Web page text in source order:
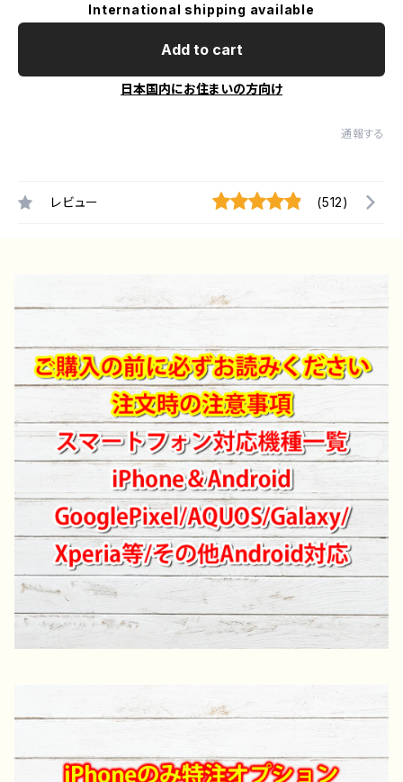
International shipping available
Add to cart
日本国内にお住まいの方向け
通報する
レビュー (512)